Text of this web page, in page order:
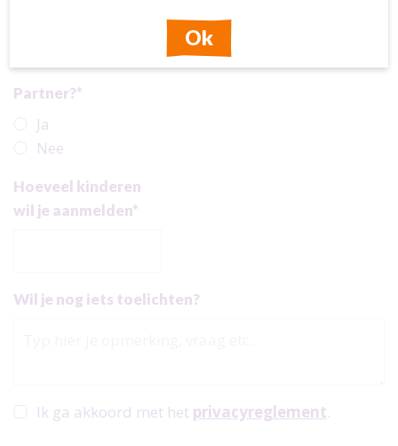
Partner?*
Ja
Nee
Hoeveel kinderen
wil je aanmelden*
Wil je nog iets toelichten?
Ik ga akkoord met het privacyreglement.
Ok